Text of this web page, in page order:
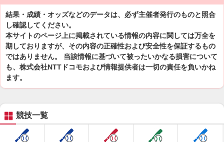
結果・成績・オッズなどのデータは、必ず主催者発行のものと照合
し確認してください。
本サイトのページ上に掲載されている情報の内容に関しては万全を
期しておりますが、その内容の正確性および安全性を保証するもの
ではありません。 当該情報に基づいて被ったいかなる損害について
も、株式会社NTTドコモおよび情報提供者は一切の責任を負いかね
ます。
競技一覧